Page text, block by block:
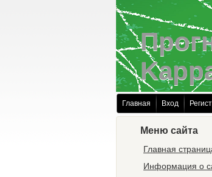
Главная Вход
Меню сайта
Главная
Информация о